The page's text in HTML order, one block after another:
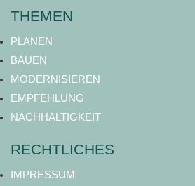
THEMEN
PLANEN
BAUEN
MODERNISIEREN
EMPFEHLUNG
NACHHALTIGKEIT
RECHTLICHES
IMPRESSUM